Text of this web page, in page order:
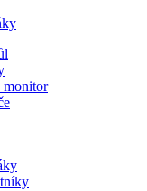
monitor